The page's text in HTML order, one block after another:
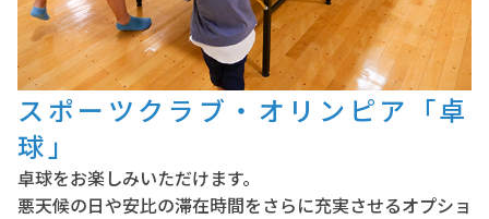
スポーツクラブ・オリンピア「卓
球」
卓球をお楽しみいただけます。
悪天候の日や安比の滞在時間をさらに充実させるオプショ